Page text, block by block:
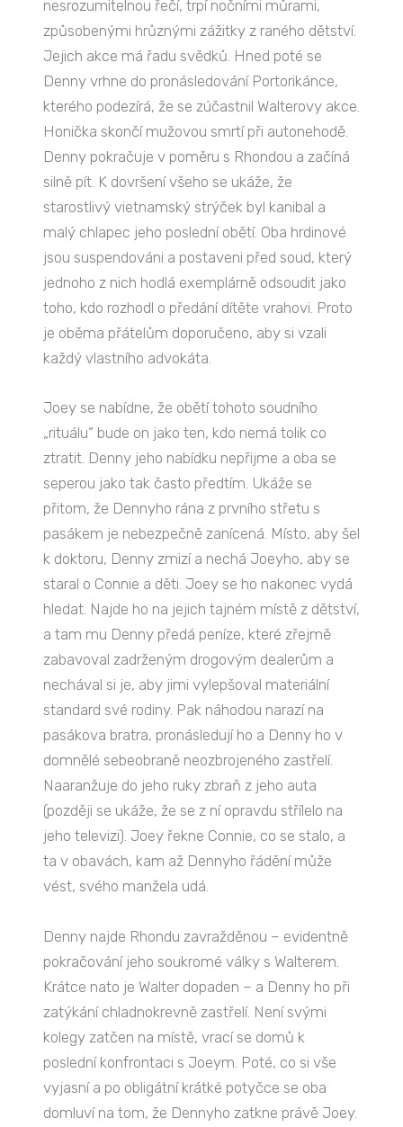
nesrozumitelnou řečí, trpí nočními můrami,
způsobenými hrůznými zážitky z raného dětství.
Jejich akce má řadu svědků. Hned poté se
Denny vrhne do pronásledování Portorikánce,
kterého podezírá, že se zúčastnil Walterovy akce.
Honička skončí mužovou smrtí při autonehodě.
Denny pokračuje v poměru s Rhondou a začíná
silně pít. K dovršení všeho se ukáže, že
starostlivý vietnamský strýček byl kanibal a
malý chlapec jeho poslední obětí. Oba hrdinové
jsou suspendováni a postaveni před soud, který
jednoho z nich hodlá exemplárně odsoudit jako
toho, kdo rozhodl o předání dítěte vrahovi. Proto
je oběma přátelům doporučeno, aby si vzali
každý vlastního advokáta.
Joey se nabídne, že obětí tohoto soudního
„rituálu“ bude on jako ten, kdo nemá tolik co
ztratit. Denny jeho nabídku nepřijme a oba se
seperou jako tak často předtím. Ukáže se
přitom, že Dennyho rána z prvního střetu s
pasákem je nebezpečně zanícená. Místo, aby šel
k doktoru, Denny zmizí a nechá Joeyho, aby se
staral o Connie a děti. Joey se ho nakonec vydá
hledat. Najde ho na jejich tajném místě z dětství,
a tam mu Denny předá peníze, které zřejmě
zabavoval zadrženým drogovým dealerům a
nechával si je, aby jimi vylepšoval materiální
standard své rodiny. Pak náhodou narazí na
pasákova bratra, pronásledují ho a Denny ho v
domnělé sebeobraně neozbrojeného zastřelí.
Naaranžuje do jeho ruky zbraň z jeho auta
(později se ukáže, že se z ní opravdu střílelo na
jeho televizi). Joey řekne Connie, co se stalo, a
ta v obavách, kam až Dennyho řádění může
vést, svého manžela udá.
Denny najde Rhondu zavražděnou – evidentně
pokračování jeho soukromé války s Walterem.
Krátce nato je Walter dopaden – a Denny ho při
zatýkání chladnokrevně zastřelí. Není svými
kolegy zatčen na místě, vrací se domů k
poslední konfrontaci s Joeym. Poté, co si vše
vyjasní a po obligátní krátké potyčce se oba
domluví na tom, že Dennyho zatkne právě Joey.